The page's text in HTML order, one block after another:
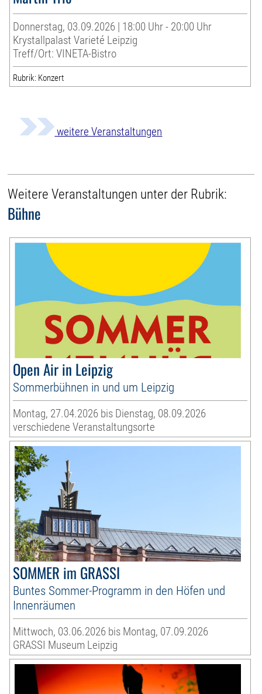
Donnerstag, 03.09.2026 | 18:00 Uhr - 20:00 Uhr
Krystallpalast Varieté Leipzig
Treff/Ort: VINETA-Bistro
Rubrik: Konzert
weitere Veranstaltungen
Weitere Veranstaltungen unter der Rubrik:
Bühne
Open Air in Leipzig
Sommerbühnen in und um Leipzig
Montag, 27.04.2026 bis Dienstag, 08.09.2026
verschiedene Veranstaltungsorte
SOMMER im GRASSI
Buntes Sommer-Programm in den Höfen und
Innenräumen
Mittwoch, 03.06.2026 bis Montag, 07.09.2026
GRASSI Museum Leipzig